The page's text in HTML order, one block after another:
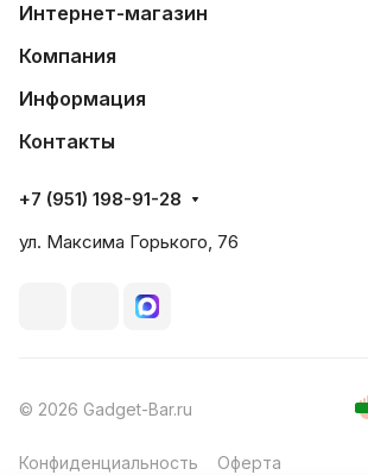
Интернет-магазин
Компания
Информация
Контакты
+7 (951) 198-91-28
ул. Максима Горького, 76
© 2026 Gadget-Bar.ru
Конфиденциальность Оферта